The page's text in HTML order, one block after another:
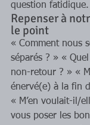
question fatidique.
Repenser à
le point
« Comment nous
séparés ? » «
non-retour ? » «
énervé(e) à la fin
« M’en voulait-il/
vous poser les